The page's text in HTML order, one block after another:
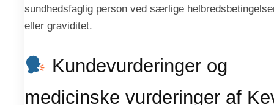
sundhedsfaglig person ved særlige
eller graviditet.
Kundevurderinger og
medicinske vurderinger af